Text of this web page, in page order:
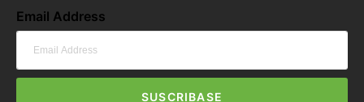
Email Address
SUSCRIBASE